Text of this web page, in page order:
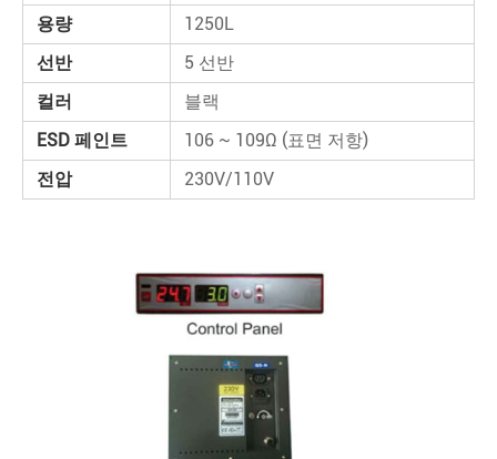
용량
1250L
선반
5 선반
컬러
블랙
ESD 페인트
106 ~ 109Ω (표면 저항)
전압
230V/110V